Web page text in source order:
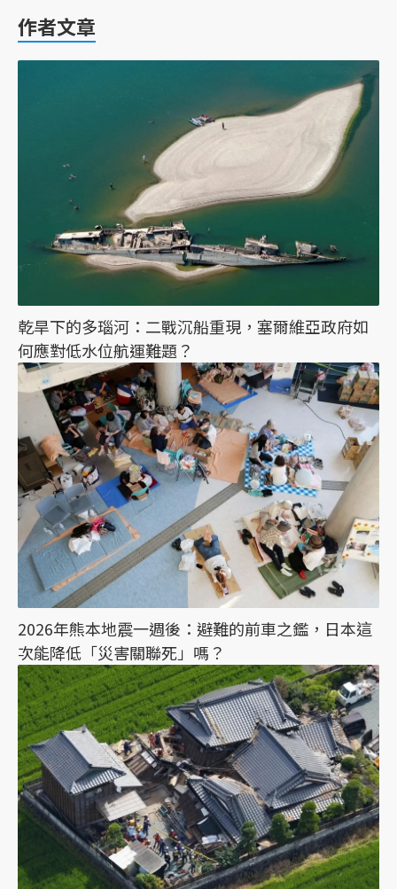
作者文章
乾旱下的多瑙河：二戰沉船重現，塞爾維亞政府如
何應對低水位航運難題？
2026年熊本地震一週後：避難的前車之鑑，日本這
次能降低「災害關聯死」嗎？